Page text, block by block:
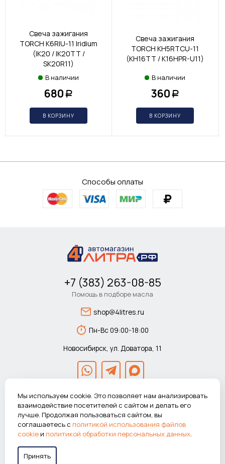
Свеча зажигания
TORCH K6RIU-11 Iridium
(IK20 / IK20TT /
SK20R11)
В наличии
680 Р
В КОРЗИНУ
Свеча зажигания
TORCH KH5RTCU-11
(KH16TT / K16HPR-U11)
В наличии
360 Р
В КОРЗИНУ
Способы оплаты
+7 (383) 263-08-85
Помощь в подборе масла
shop@4litres.ru
Пн-Вс 09:00-18:00
Новосибирск, ул. Доватора, 11
© 2026 Автомагазин 4литра.рф Все права защищены.
ВНИМАНИЕ! Указанные цены действуют только при покупке в
Работаем в системе
Мы используем cookie. Это позволяет нам анализировать
взаимодействие посетителей с сайтом и делать его
лучше. Продолжая пользоваться сайтом, вы
соглашаетесь с политикой использования файлов
cookieи политикой обработки персональных данных.
Принять